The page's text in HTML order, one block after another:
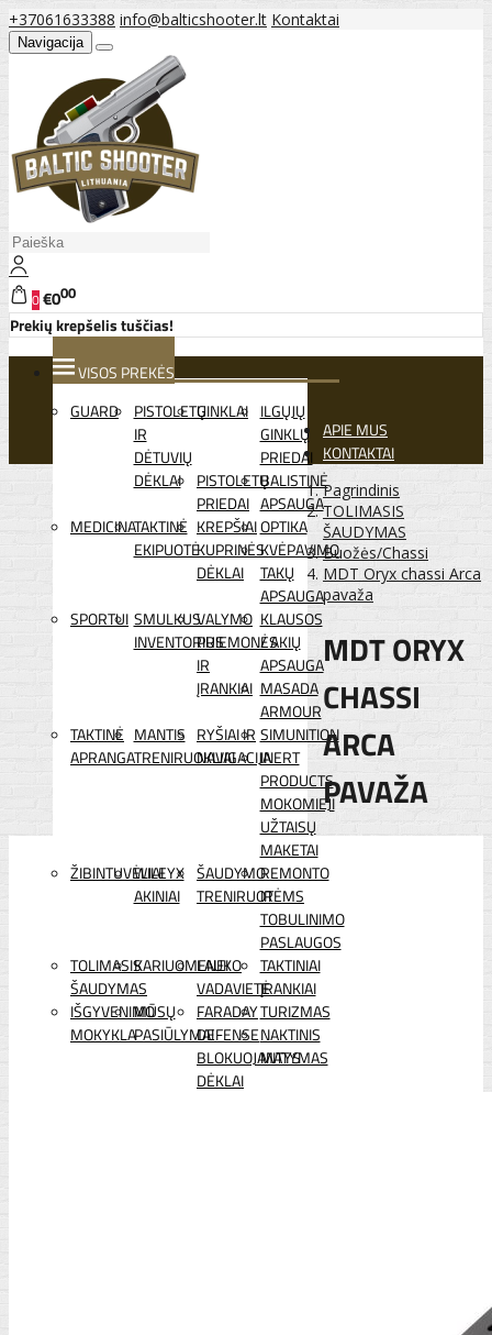
+37061633388 info@balticshooter.lt Kontaktai
Navigacija
0€000
Prekių krepšelis tuščias!
VISOS PREKĖS
GUARD
PISTOLETŲ
IR
DĖTUVIŲ
DĖKLAI
GINKLAI ILGŲJŲ
GINKLŲ
PRIEDAI
PISTOLETŲ
PRIEDAI
BALISTINĖ
APSAUGA
MEDICINATAKTINĖ
EKIPUOTĖ
KREPŠIAI
KUPRINĖS
DĖKLAI
OPTIKA
KVĖPAVIMO
TAKŲ
APSAUGA
SPORTUI SMULKUS
INVENTORIUS
VALYMO
PRIEMONĖS
IR
ĮRANKIAI
KLAUSOS
/ AKIŲ
APSAUGA
MASADA
ARMOUR
TAKTINĖ
APRANGA
MANTIS
TRENIRUOKLIAI
RYŠIAI IR
NAVIGACIJA
SIMUNITION
INERT
PRODUCTS
MOKOMIEJI
UŽTAISŲ
MAKETAI
ŽIBINTUVĖLIAI
WILEYX
AKINIAI
ŠAUDYMO
TRENIRUOTĖMS
REMONTO
IR
TOBULINIMO
PASLAUGOS
TOLIMASIS
ŠAUDYMAS
KARIUOMENEI
LAUKO
VADAVIETĖ
TAKTINIAI
ĮRANKIAI
IŠGYVENIMO
MOKYKLA
MŪSŲ
PASIŪLYMAI
FARADAY
DEFENSE
BLOKUOJANTYS
DĖKLAI
TURIZMAS
NAKTINIS
MATYMAS
APIE MUS
KONTAKTAI
Pagrindinis
TOLIMASIS
ŠAUDYMAS
Buožės/Chassi
MDT Oryx chassi Arca
pavaža
MDT ORYX
CHASSI
ARCA
PAVAŽA